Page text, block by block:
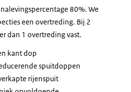
80%. We
een overtreding. Bij 2
dan 1 overtreding vast.
kant dop
spuitdoppen
rijenspuit